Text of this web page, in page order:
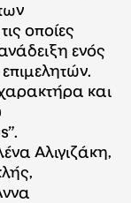
οποίες
ενός
και
Αλιγιζάκη,